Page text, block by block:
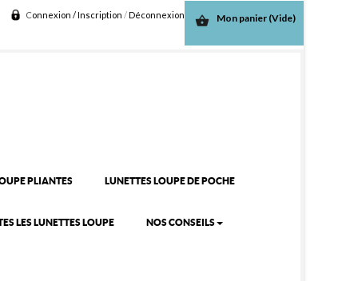
shopping_basket Mon panier (Vide)
Connexion / Inscription /Déconnexion
PLIANTES LUNETTES LOUPE DE POCHE
LES LUNETTES LOUPE NOS CONSEILS